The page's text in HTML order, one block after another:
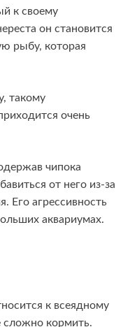
к своему
он становится
рыбу, которая
такому
очень
чипока
от него из-за
Его агрессивность
аквариумах.
к всеядному
сложно кормить.